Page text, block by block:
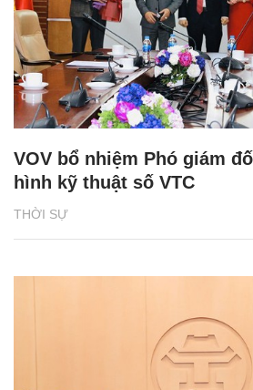
THỜI SỰ
VOV bổ nhiệm Phó giám
hình kỹ thuật số VTC